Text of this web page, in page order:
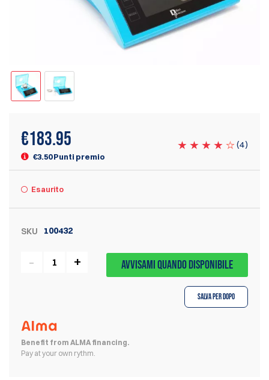
€183.95
€3.50 Punti premio
(4)
Esaurito
SKU 100432
AVVISAMI QUANDO DISPONIBILE
Salva per dopo
Benefit from ALMA financing.
Pay at your own rythm.